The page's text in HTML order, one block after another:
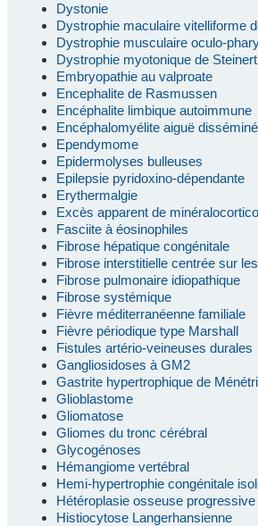
Dystonie
Dystrophie maculaire vitelliforme
Dystrophie musculaire oculo-
Dystrophie myotonique de Steinert
Embryopathie au valproate
Encephalite de Rasmussen
Encéphalite limbique autoimmune
Encéphalomyélite aiguë
Ependymome
Epidermolyses bulleuses
Epilepsie pyridoxino-dépendante
Erythermalgie
Excès apparent de
Fasciite à éosinophiles
Fibrose hépatique congénitale
Fibrose interstitielle centrée sur
Fibrose pulmonaire idiopathique
Fibrose systémique
Fièvre méditerranéenne familiale
Fièvre périodique type Marshall
Fistules artério-veineuses durales
Gangliosidoses à GM2
Gastrite hypertrophique de
Glioblastome
Gliomatose
Gliomes du tronc cérébral
Glycogénoses
Hémangiome vertébral
Hemi-hypertrophie congénitale
Hétéroplasie osseuse progressive
Histiocytose Langerhansienne